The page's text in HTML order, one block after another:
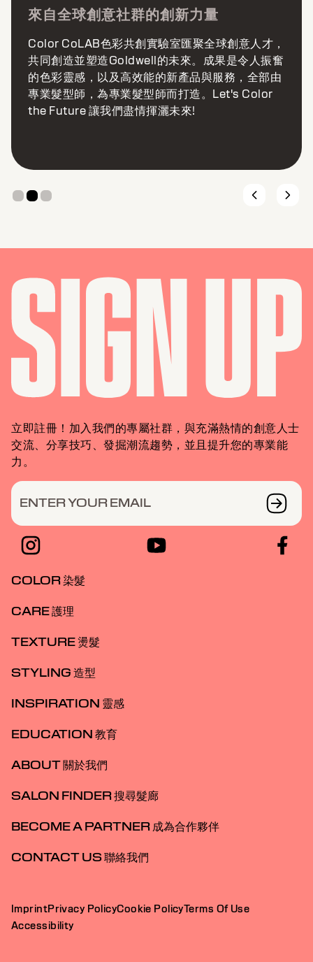
人才，
人振奮
全部由
Color
靈感隨手可得，全天候啟發你的
Goldwell Color Collective全球髮色創意
個全球性社交媒體社群，匯聚最具膽識與
員，透過數位內容和對話，互相激發交流
感。這個持續進化的網絡，將抽象的藝術
為實際作品，將新穎構想化成具影響力的
立即註冊！加入我們的專屬社群，與充滿熱情的創意人士
交流、分享技巧、發掘潮流趨勢，並且提升您的專業能
力。
ENTER YOUR EMAIL
COLOR 染髮
CARE 護理
TEXTURE 燙髮
STYLING 造型
INSPIRATION 靈感
EDUCATION 教育
ABOUT 關於我們
SALON FINDER 搜尋髮廊
BECOME A PARTNER 成為合作夥伴
CONTACT US 聯絡我們
ImprintPrivacy PolicyCookie PolicyTerms Of Use
Accessibility